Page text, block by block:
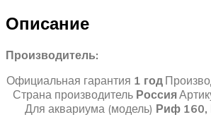
Описание
Производитель:
Официальная гарантия 1 год
Страна производитель Россия
Для аквариума (модель) Риф 160,